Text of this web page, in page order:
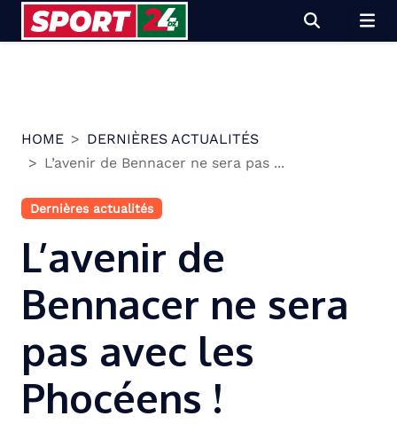
HOME
DERNIÈRES ACTUALITÉS
L’avenir de Bennacer ne sera pas ...
Dernières actualités
L’avenir de
Bennacer ne sera
pas avec les
Phocéens !